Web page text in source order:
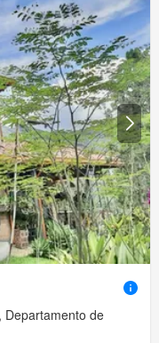
Departamento de